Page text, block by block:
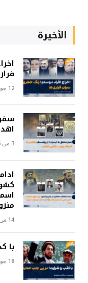
الأخيرة
12 جولای 2024
3 می 2025
14 می 2025
با
18 جولای 2024